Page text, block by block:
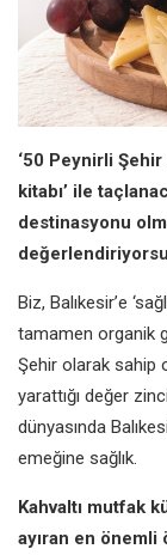
‘50 Peynirli Şehir
kitabı’ ile
destinasyonu
Biz, Balıkesir’e
tamamen organik
Şehir olarak sahip
yarattığı değer
dünyasında
emeğine sağlık.
Kahvaltı mutfak
ayıran en önemli